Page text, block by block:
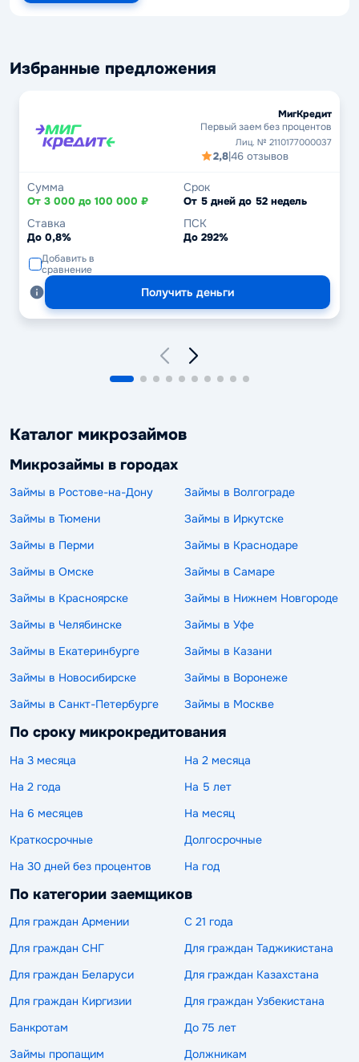
Избранные предложения
МигКредит
Первый заем без процентов
Лиц. № 2110177000037
2,8|46 отзывов
Сумма
От 3 000 до 100 000 ₽
Срок
От 5 дней до 52 недель
Ставка
До 0,8%
ПСК
До 292%
Добавить в
сравнение
Получить деньги
Каталог микрозаймов
Микрозаймы в городах
Займы в Ростове-на-Дону
Займы в Волгограде
Займы в Тюмени
Займы в Иркутске
Займы в Перми
Займы в Краснодаре
Займы в Омске
Займы в Самаре
Займы в Красноярске
Займы в Нижнем Новгороде
Займы в Челябинске
Займы в Уфе
Займы в Екатеринбурге
Займы в Казани
Займы в Новосибирске
Займы в Воронеже
Займы в Санкт-Петербурге
Займы в Москве
По сроку микрокредитования
На 3 месяца
На 2 месяца
На 2 года
На 5 лет
На 6 месяцев
На месяц
Краткосрочные
Долгосрочные
На 30 дней без процентов
На год
По категории заемщиков
Для граждан Армении
С 21 года
Для граждан СНГ
Для граждан Таджикистана
Для граждан Беларуси
Для граждан Казахстана
Для граждан Киргизии
Для граждан Узбекистана
Банкротам
До 75 лет
Займы пропащим
Должникам